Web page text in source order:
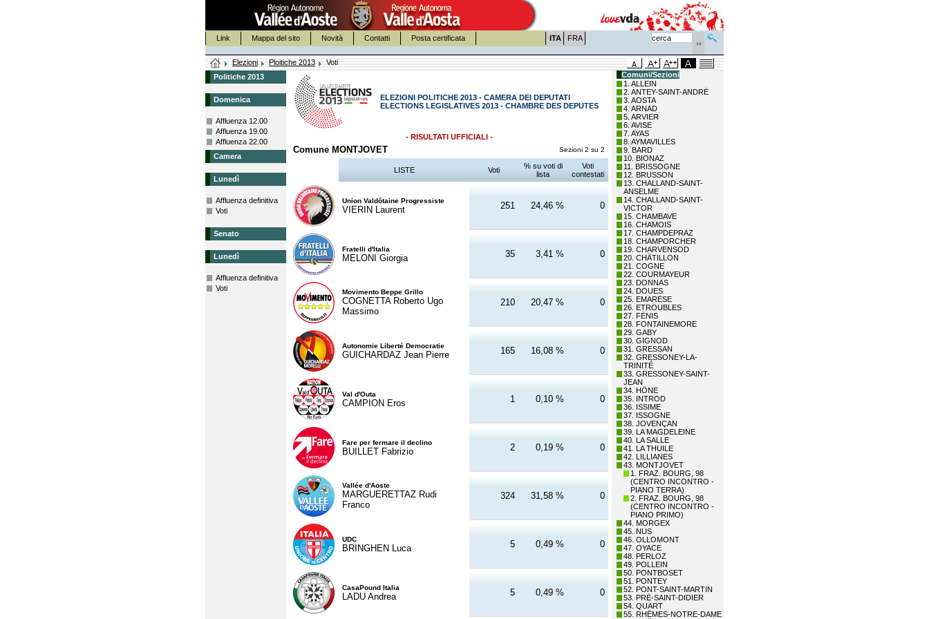
Link Mappa del sito Novità Contatti Posta certificata ITA FRA
Elezioni Ploitiche 2013
Voti
Politiche 2013
Domenica
Affluenza 12.00
Affluenza 19.00
Affluenza 22.00
Camera
Lunedì
Affluenza definitiva
Voti
Senato
Lunedì
Affluenza definitiva
Voti
ELEZIONI POLITICHE 2013 - CAMERA DEI DEPUTATI
ELECTIONS LEGISLATIVES 2013 - CHAMBRE DES DEPUTES
- RISULTATI UFFICIALI -
Comune MONTJOVET Sezioni 2 su 2
LISTE Voti
% su voti di
lista
Voti
contestati
Union Valdôtaine Progressiste
VIERIN Laurent 251 24,46 % 0
Fratelli d'Italia
MELONI Giorgia 35 3,41 % 0
Movimento Beppe Grillo
COGNETTA Roberto Ugo
Massimo
210 20,47 % 0
Autonomie Liberté Democratie
GUICHARDAZ Jean Pierre 165 16,08 % 0
Val d'Outa
CAMPION Eros 1 0,10 % 0
Fare per fermare il declino
BUILLET Fabrizio 2 0,19 % 0
Vallée d'Aoste
MARGUERETTAZ Rudi
Franco
324 31,58 % 0
UDC
BRINGHEN Luca 5 0,49 % 0
CasaPound Italia
LADU Andrea 5 0,49 % 0
Comuni/Sezioni
1. ALLEIN
2. ANTEY-SAINT-ANDRÉ
3. AOSTA
4. ARNAD
5. ARVIER
6. AVISE
7. AYAS
8. AYMAVILLES
9. BARD
10. BIONAZ
11. BRISSOGNE
12. BRUSSON
13. CHALLAND-SAINT-
ANSELME
14. CHALLAND-SAINT-
VICTOR
15. CHAMBAVE
16. CHAMOIS
17. CHAMPDEPRAZ
18. CHAMPORCHER
19. CHARVENSOD
20. CHÂTILLON
21. COGNE
22. COURMAYEUR
23. DONNAS
24. DOUES
25. EMARÈSE
26. ETROUBLES
27. FÉNIS
28. FONTAINEMORE
29. GABY
30. GIGNOD
31. GRESSAN
32. GRESSONEY-LA-
TRINITÉ
33. GRESSONEY-SAINT-
JEAN
34. HÔNE
35. INTROD
36. ISSIME
37. ISSOGNE
38. JOVENÇAN
39. LA MAGDELEINE
40. LA SALLE
41. LA THUILE
42. LILLIANES
43. MONTJOVET
1. FRAZ. BOURG, 98
(CENTRO INCONTRO -
PIANO TERRA)
2. FRAZ. BOURG, 98
(CENTRO INCONTRO -
PIANO PRIMO)
44. MORGEX
45. NUS
46. OLLOMONT
47. OYACE
48. PERLOZ
49. POLLEIN
50. PONTBOSET
51. PONTEY
52. PONT-SAINT-MARTIN
53. PRÉ-SAINT-DIDIER
54. QUART
55. RHÊMES-NOTRE-DAME